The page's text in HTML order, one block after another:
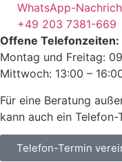
WhatsApp-
+49 203 7381-669
Offene Telefonzeiten:
Montag und Freitag:
Mittwoch: 13:00 –
Für eine Beratung
kann auch ein
Telefon-Termin